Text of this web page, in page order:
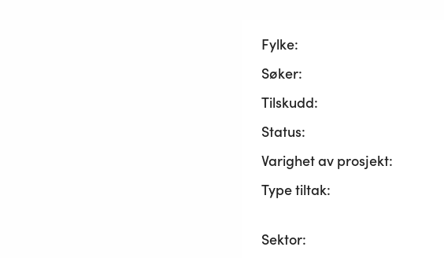
Fylke:
Søker:
Tilskudd:
Status:
Varighet av prosjekt:
Type tiltak:
Sektor: